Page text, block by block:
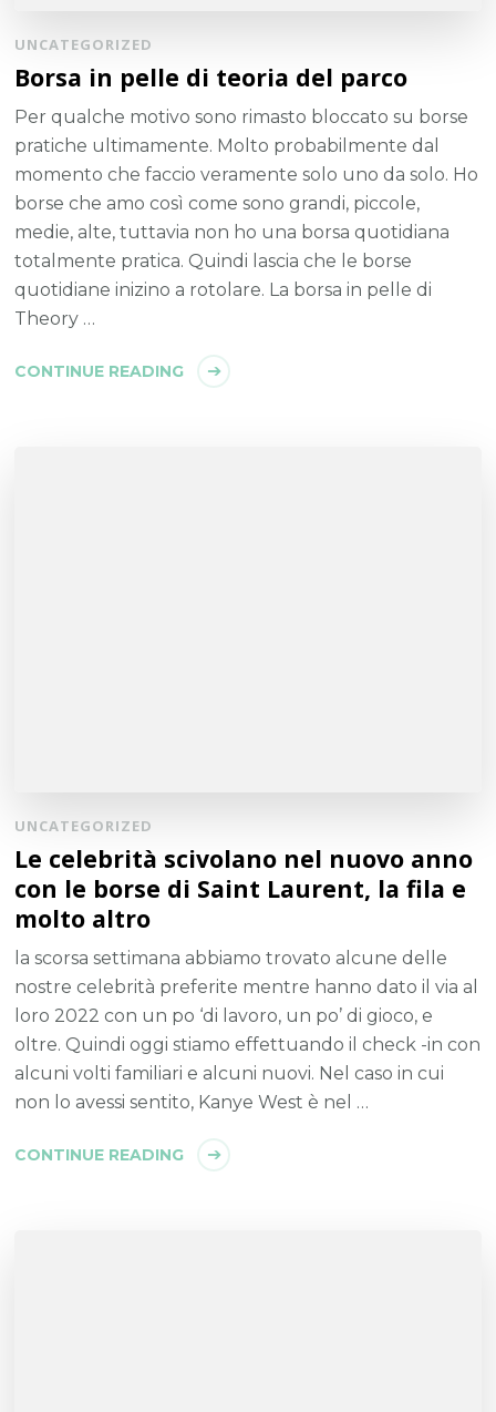
UNCATEGORIZED
Borsa in pelle di teoria del parco
Per qualche motivo sono rimasto bloccato su borse
pratiche ultimamente. Molto probabilmente dal
momento che faccio veramente solo uno da solo. Ho
borse che amo così come sono grandi, piccole,
medie, alte, tuttavia non ho una borsa quotidiana
totalmente pratica. Quindi lascia che le borse
quotidiane inizino a rotolare. La borsa in pelle di
Theory …
CONTINUE READING
UNCATEGORIZED
Le celebrità scivolano nel nuovo anno
con le borse di Saint Laurent, la fila e
molto altro
la scorsa settimana abbiamo trovato alcune delle
nostre celebrità preferite mentre hanno dato il via al
loro 2022 con un po ‘di lavoro, un po’ di gioco, e
oltre. Quindi oggi stiamo effettuando il check -in con
alcuni volti familiari e alcuni nuovi. Nel caso in cui
non lo avessi sentito, Kanye West è nel …
CONTINUE READING